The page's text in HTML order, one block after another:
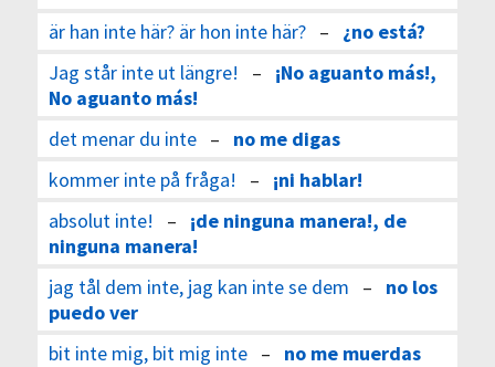
är han inte här? är hon inte här?– ¿no está?
Jag står inte ut längre! – ¡No aguanto más!,
No aguanto más!
det menar du inte– no me digas
kommer inte på fråga! – ¡ni hablar!
absolut inte! – ¡de ninguna manera!, de
ninguna manera!
jag tål dem inte, jag kan inte se dem – no los
puedo ver
bit inte mig, bit mig inte– no me muerdas